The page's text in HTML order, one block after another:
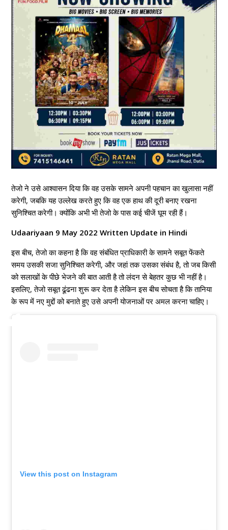
तेजो ने उसे आश्वासन दिया कि वह उसके सामने अपनी पहचान का खुलासा नहीं
करेगी, जबकि यह उल्लेख करते हुए कि वह एक हाथ की दूरी बनाए रखना
सुनिश्चित करेगी। क्योंकि अभी भी तेजो के पास कई चीजें घूम रही हैं।
Udaariyaan 9 May 2022 Written Update in Hindi
इस बीच, तेजो का कहना है कि वह संबंधित प्राधिकारी के सामने सबूत फेंकते
समय उसकी सजा सुनिश्चित करेगी, और जहां तक ​​उसका संबंध है, तो जब किसी
को सलाखों के पीछे भेजने की बात आती है तो लंदन से बेहतर कुछ भी नहीं है।
इसलिए, तेजो सबूत ढूंढना शुरू कर देता है लेकिन इस बीच सोचता है कि तानिया
के रूप में नए मुद्दों को बनाते हुए उसे अपनी योजनाओं पर अमल करना चाहिए।
View this post on Instagram